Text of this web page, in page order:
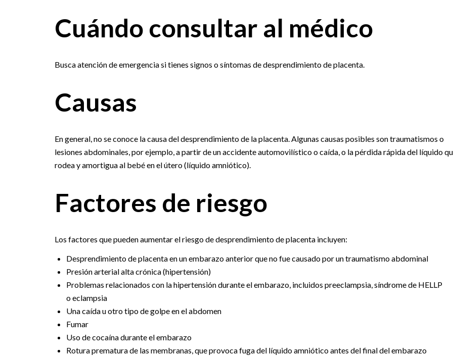
Cuándo consultar al médico
Busca atención de emergencia si tienes signos o síntomas de desprendimiento de placenta.
Causas
En general, no se conoce la causa del desprendimiento de la placenta. Algunas causas posibles son traumatismos o
lesiones abdominales, por ejemplo, a partir de un accidente automovilístico o caída, o la pérdida rápida del líquido
rodea y amortigua al bebé en el útero (líquido amniótico).
Factores de riesgo
Los factores que pueden aumentar el riesgo de desprendimiento de placenta incluyen:
Desprendimiento de placenta en un embarazo anterior que no fue causado por un traumatismo abdominal
Presión arterial alta crónica (hipertensión)
Problemas relacionados con la hipertensión durante el embarazo, incluidos preeclampsia, síndrome de HELLP
o eclampsia
Una caída u otro tipo de golpe en el abdomen
Fumar
Uso de cocaína durante el embarazo
Rotura prematura de las membranas, que provoca fuga del líquido amniótico antes del final del embarazo